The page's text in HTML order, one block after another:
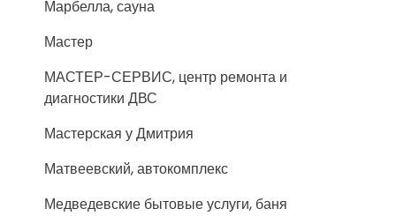
Марбелла, сауна
Мастер
МАСТЕР-СЕРВИС, центр ремонта и
диагностики ДВС
Мастерская у Дмитрия
Матвеевский, автокомплекс
Медведевские бытовые услуги, баня